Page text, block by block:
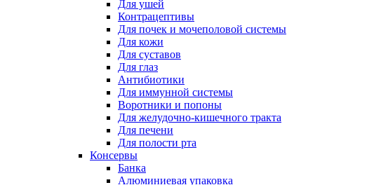
Для ушей
Контрацептивы
Для почек и мочеполовой системы
Для кожи
Для суставов
Для глаз
Антибиотики
Для иммунной системы
Воротники и попоны
Для желудочно-кишечного тракта
Для печени
Для полости рта
Консервы
Банка
Алюминиевая упаковка